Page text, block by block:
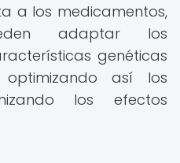
a los medicamentos,
adaptar los
genéticas
así los
los efectos